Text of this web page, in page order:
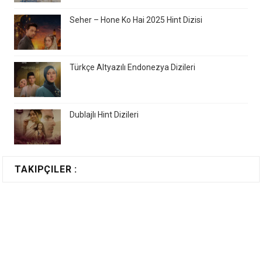
Seher – Hone Ko Hai 2025 Hint Dizisi
Türkçe Altyazılı Endonezya Dizileri
Dublajlı Hint Dizileri
TAKIPÇILER :